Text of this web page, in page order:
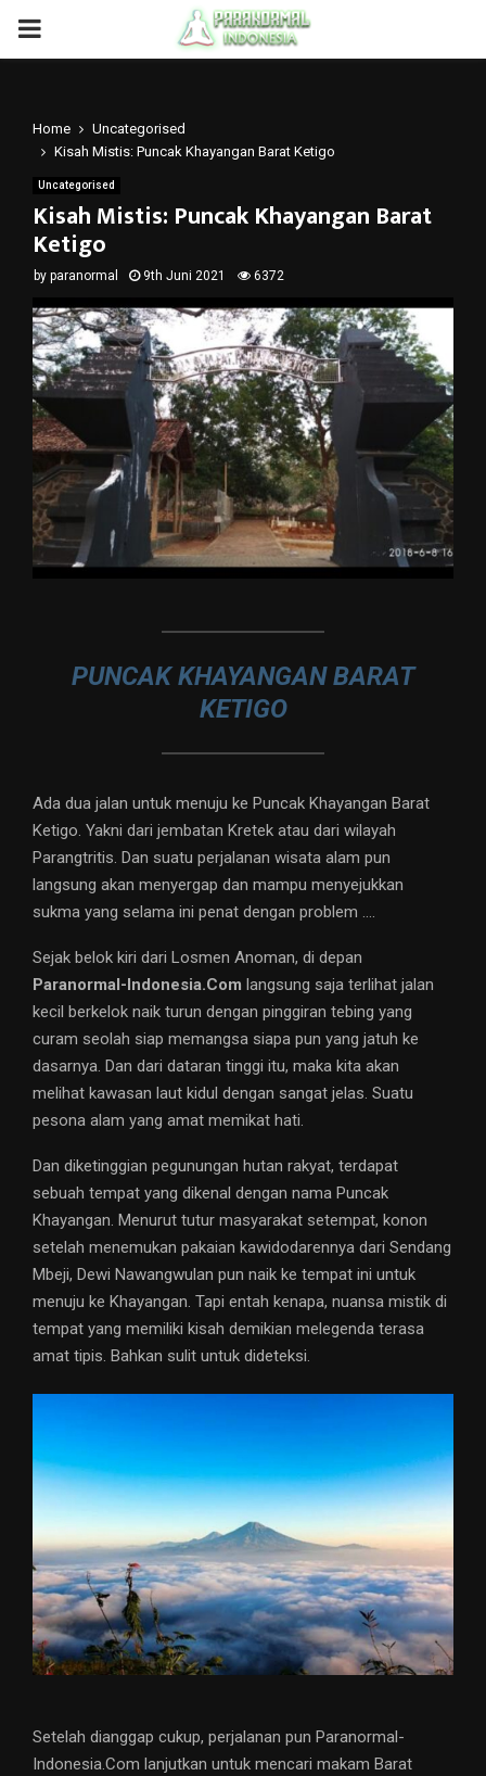
PRIMARY
Home
Uncategorised
Kisah Mistis: Puncak Khayangan Barat Ketigo
Uncategorised
Kisah Mistis: Puncak Khayangan Barat
Ketigo
by paranormal 9th Juni 2021 6372
PUNCAK KHAYANGAN BARAT
KETIGO
Ada dua jalan untuk menuju ke Puncak Khayangan Barat
Ketigo. Yakni dari jembatan Kretek atau dari wilayah
Parangtritis. Dan suatu perjalanan wisata alam pun
langsung akan menyergap dan mampu menyejukkan
sukma yang selama ini penat dengan problem ….
Sejak belok kiri dari Losmen Anoman, di depan
Paranormal-Indonesia.Com langsung saja terlihat jalan
kecil berkelok naik turun dengan pinggiran tebing yang
curam seolah siap memangsa siapa pun yang jatuh ke
dasarnya. Dan dari dataran tinggi itu, maka kita akan
melihat kawasan laut kidul dengan sangat jelas. Suatu
pesona alam yang amat memikat hati.
Dan diketinggian pegunungan hutan rakyat, terdapat
sebuah tempat yang dikenal dengan nama Puncak
Khayangan. Menurut tutur masyarakat setempat, konon
setelah menemukan pakaian kawidodarennya dari Sendang
Mbeji, Dewi Nawangwulan pun naik ke tempat ini untuk
menuju ke Khayangan. Tapi entah kenapa, nuansa mistik di
tempat yang memiliki kisah demikian melegenda terasa
amat tipis. Bahkan sulit untuk dideteksi.
Setelah dianggap cukup, perjalanan pun Paranormal-
Indonesia.Com lanjutkan untuk mencari makam Barat